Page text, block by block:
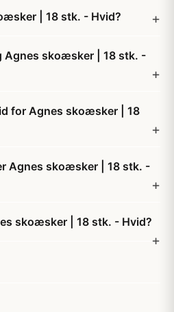
| 18 stk. - Hvid?
Agnes skoæsker | 18 stk. -
for Agnes skoæsker | 18
Agnes skoæsker | 18 stk. -
skoæsker | 18 stk. - Hvid?